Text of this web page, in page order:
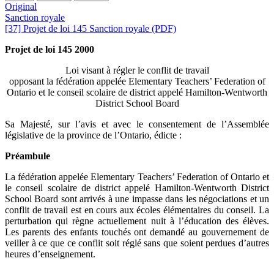
Original
Sanction royale
[37] Projet de loi 145 Sanction royale (PDF)
Projet de loi 145 2000
Loi visant à régler le conflit de travail
opposant la fédération appelée Elementary Teachers’ Federation of
Ontario et le conseil scolaire de district appelé Hamilton-Wentworth
District School Board
Sa Majesté, sur l’avis et avec le consentement de l’Assemblée
législative de la province de l’Ontario, édicte :
Préambule
La fédération appelée Elementary Teachers’ Federation of Ontario et
le conseil scolaire de district appelé Hamilton-Wentworth District
School Board sont arrivés à une impasse dans les négociations et un
conflit de travail est en cours aux écoles élémentaires du conseil. La
perturbation qui règne actuellement nuit à l’éducation des élèves.
Les parents des enfants touchés ont demandé au gouvernement de
veiller à ce que ce conflit soit réglé sans que soient perdues d’autres
heures d’enseignement.